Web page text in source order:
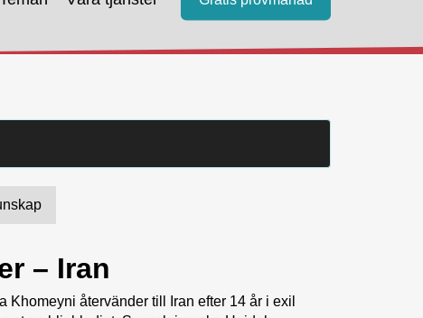
– Iran
Khomeyni återvänder till Iran efter 14 år i exil